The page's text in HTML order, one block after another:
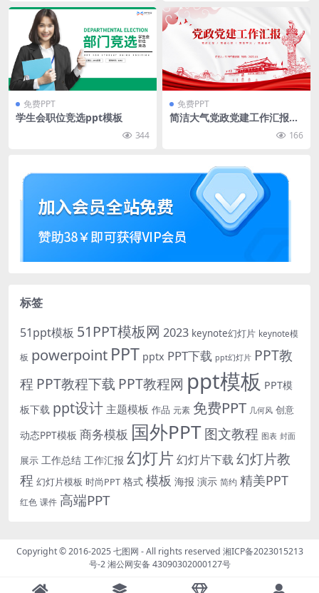
免费PPT
学生会职位竞选ppt模板
344
免费PPT
简洁大气党政党建工作汇报通
166
标签
51ppt模板 51PPT模板网 2023 keynote幻灯片 keynote模
板 powerpoint PPT pptx PPT下载 ppt幻灯片 PPT教
程 PPT教程下载 PPT教程网 ppt模板 PPT模
板下载 ppt设计 主题模板 作品 元素 免费PPT 几何风 创意
动态PPT模板 商务模板 国外PPT图文教程 图表 封面
展示 工作总结 工作汇报 幻灯片 幻灯片下载 幻灯片教
程 幻灯片模板 时尚PPT 格式 模板 海报 演示 简约 精美PPT
红色 课件 高端PPT
Copyright © 2016-2025七图网 - All rights reserved 湘ICP备2023015213
号-2湘公网安备 43090302000127号